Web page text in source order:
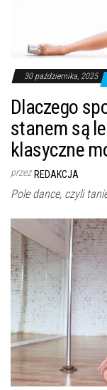
30 października, 2025
Dlaczego
stanem są
klasyczne
przez REDAKCJA
Pole dance, czyli